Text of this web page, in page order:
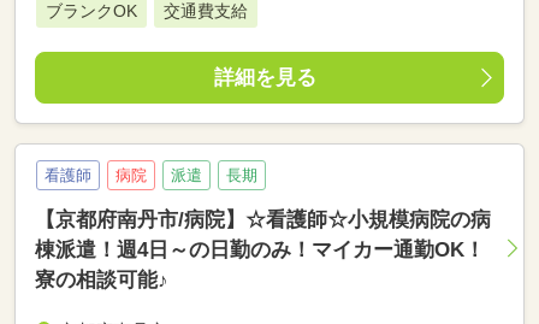
ブランクOK 交通費支給
詳細を見る
看護師 病院 派遣 長期
【京都府南丹市/病院】☆看護師☆小規模病院の病
棟派遣！週4日～の日勤のみ！マイカー通勤OK！
寮の相談可能♪